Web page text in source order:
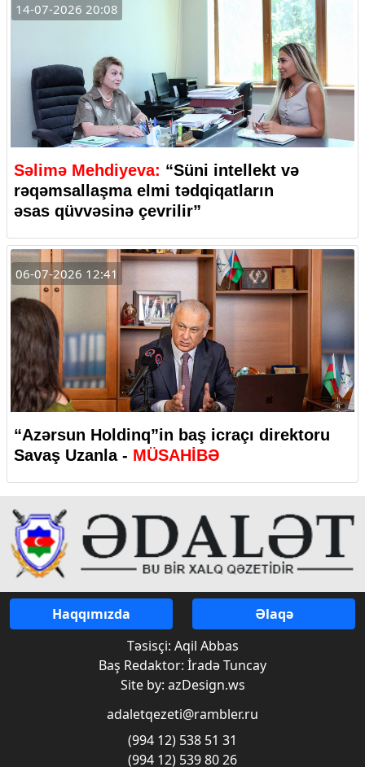
14-07-2026 20:08
Səlimə Mehdiyeva: “Süni intellekt və
rəqəmsallaşma elmi tədqiqatların
əsas qüvvəsinə çevrilir”
06-07-2026 12:41
“Azərsun Holdinq”in baş icraçı direktoru
Savaş Uzanla - MÜSAHİBƏ
Haqqımızda
Əlaqə
Təsisçi: Aqil Abbas
Baş Redaktor: İradə Tuncay
Site by: azDesign.ws
adaletqezeti@rambler.ru
(994 12) 538 51 31
(994 12) 539 80 26